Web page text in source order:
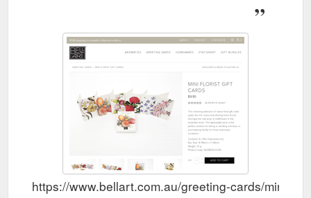
https://www.bellart.com.au/greeting-cards/mini-